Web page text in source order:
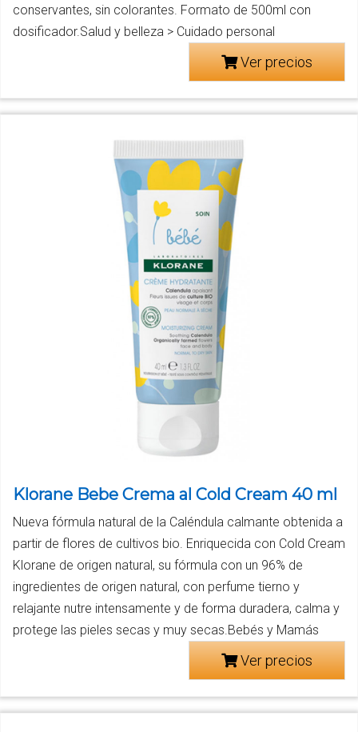
conservantes, sin colorantes. Formato de 500ml con
dosificador.Salud y belleza > Cuidado personal
Ver precios
Klorane Bebe Crema al Cold Cream 40 ml
Nueva fórmula natural de la Caléndula calmante obtenida a
partir de flores de cultivos bio. Enriquecida con Cold Cream
Klorane de origen natural, su fórmula con un 96% de
ingredientes de origen natural, con perfume tierno y
relajante nutre intensamente y de forma duradera, calma y
protege las pieles secas y muy secas.Bebés y Mamás
Ver precios